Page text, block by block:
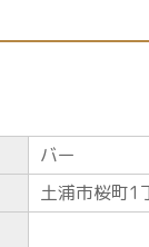
バー
土浦市桜町1